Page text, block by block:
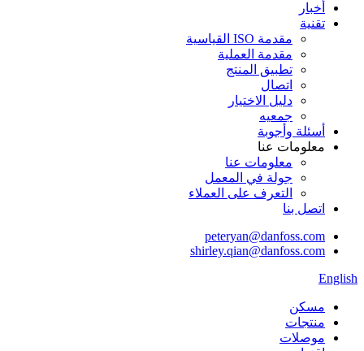
أخبار
تقنية
مقدمة ISO القياسية
مقدمة العملية
تطبيق المنتج
اتصال
دليل الاختيار
جمعيه
أسئلة وأجوبة
معلومات عنا
معلومات عنا
جولة في المعمل
التعرف على العملاء
اتصل بنا
peteryan@danfoss.com
shirley.qian@danfoss.com
English
مسكن
منتجات
موصلات